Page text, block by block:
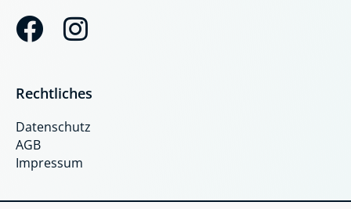
F
a
c
e
b
o
o
I
s
t
a
g
r
Rechtliches
Datenschutz
AGB
Impressum